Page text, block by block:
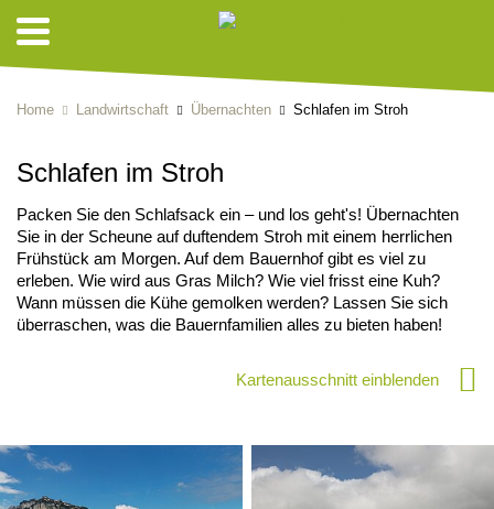
Home Landwirtschaft Übernachten Schlafen im Stroh
Schlafen im Stroh
Packen Sie den Schlafsack ein – und los geht's! Übernachten
Sie in der Scheune auf duftendem Stroh mit einem herrlichen
Frühstück am Morgen. Auf dem Bauernhof gibt es viel zu
erleben. Wie wird aus Gras Milch? Wie viel frisst eine Kuh?
Wann müssen die Kühe gemolken werden? Lassen Sie sich
überraschen, was die Bauernfamilien alles zu bieten haben!
Kartenausschnitt einblenden